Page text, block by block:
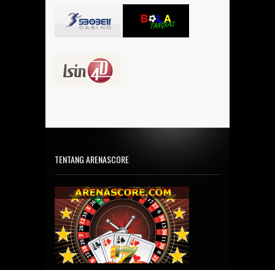
TENTANG ARENASCORE